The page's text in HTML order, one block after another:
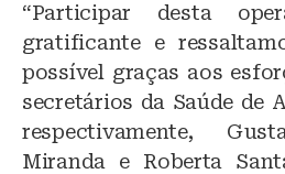
“Participar desta
gratificante e
possível graças aos
secretários da Saúde de
respectivamente,
Miranda e Roberta